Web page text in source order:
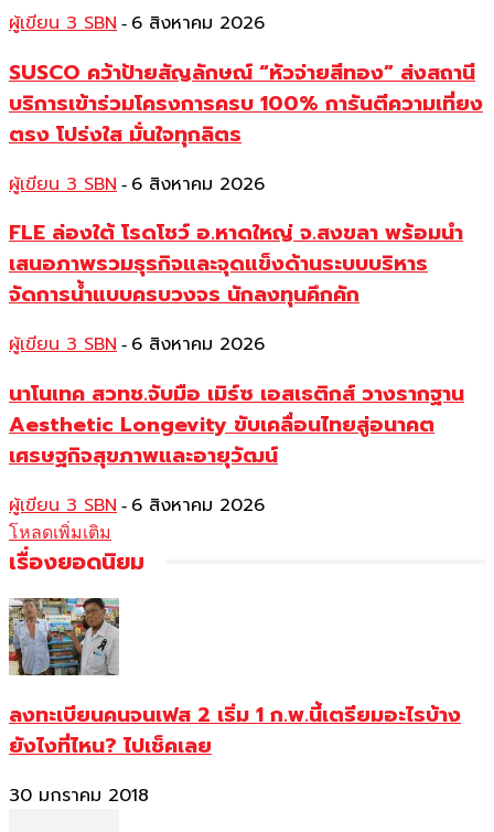
ผู้เขียน 3 SBN - 6 สิงหาคม 2026
SUSCO คว้าป้ายสัญลักษณ์ “หัวจ่ายสีทอง” ส่งสถานี
บริการเข้าร่วมโครงการครบ 100% การันตีความเที่ยง
ตรง โปร่งใส มั่นใจทุกลิตร
ผู้เขียน 3 SBN - 6 สิงหาคม 2026
FLE ล่องใต้ โรดโชว์ อ.หาดใหญ่ จ.สงขลา พร้อมนำ
เสนอภาพรวมธุรกิจและจุดแข็งด้านระบบบริหาร
จัดการน้ำแบบครบวงจร นักลงทุนคึกคัก
ผู้เขียน 3 SBN - 6 สิงหาคม 2026
นาโนเทค สวทช.จับมือ เมิร์ซ เอสเธติกส์ วางรากฐาน
Aesthetic Longevity ขับเคลื่อนไทยสู่อนาคต
เศรษฐกิจสุขภาพและอายุวัฒน์
ผู้เขียน 3 SBN - 6 สิงหาคม 2026
โหลดเพิ่มเติม
เรื่องยอดนิยม
ลงทะเบียนคนจนเฟส 2 เริ่ม 1 ก.พ.นี้เตรียมอะไรบ้าง
ยังไงที่ไหน? ไปเช็คเลย
30 มกราคม 2018